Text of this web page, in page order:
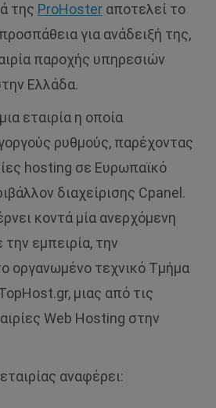
της ProHosterαποτελεί το
για ανάδειξή της,
παροχής υπηρεσιών
Ελλάδα.
εταιρία η οποία
ρυθμούς, παρέχοντας
hosting σε Ευρωπαϊκό
διαχείρισης Cpanel.
κοντά μία ανερχόμενη
εμπειρία, την
οργανωμένο τεχνικό Τμήμα
μιας από τις
Web Hosting στην
αναφέρει: